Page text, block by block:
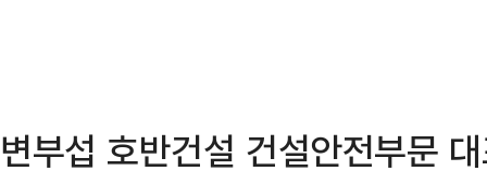
변부섭 호반건설 건설안전부문